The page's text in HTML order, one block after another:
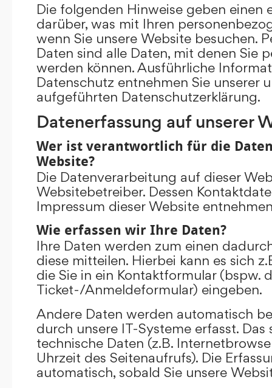
Die folgenden Hinweise geben einen
darüber, was mit Ihren
wenn Sie unsere Website besuchen.
Daten sind alle Daten, mit denen Sie
werden können. Ausführliche
Datenschutz entnehmen Sie unserer
aufgeführten Datenschutzerklärung.
Datenerfassung auf unserer
Wer ist verantwortlich für die
Website?
Die Datenverarbeitung auf dieser
Websitebetreiber. Dessen
Impressum dieser Website
Wie erfassen wir Ihre Daten?
Ihre Daten werden zum einen
diese mitteilen. Hierbei kann es sich
die Sie in ein Kontaktformular (bspw.
Ticket-/Anmeldeformular) eingeben.
Andere Daten werden automatisch
durch unsere IT-Systeme erfasst. Das
technische Daten (z.B.
Uhrzeit des Seitenaufrufs). Die
automatisch, sobald Sie unsere